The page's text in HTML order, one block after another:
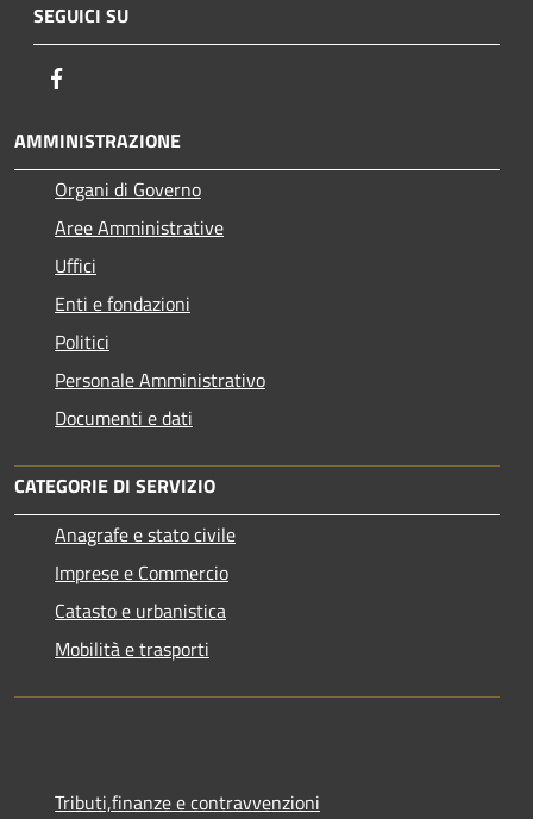
SEGUICI SU
AMMINISTRAZIONE
Organi di Governo
Aree Amministrative
Uffici
Enti e fondazioni
Politici
Personale Amministrativo
Documenti e dati
CATEGORIE DI SERVIZIO
Anagrafe e stato civile
Imprese e Commercio
Catasto e urbanistica
Mobilità e trasporti
Tributi,finanze e contravvenzioni